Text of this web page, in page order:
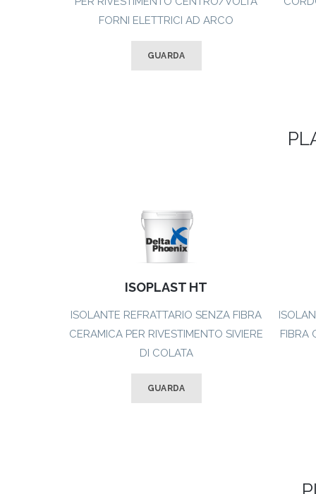
FORNI ELETTRICI AD ARCO
GUARDA
ISOPLAST HT
ISOLANTE REFRATTARIO SENZA FIBRA
CERAMICA PER RIVESTIMENTO SIVIERE
DI COLATA
GUARDA
FIBRA